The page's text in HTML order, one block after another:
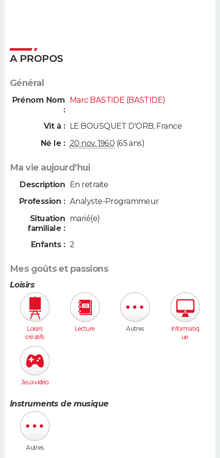
A PROPOS
Général
Prénom Nom
:
Marc BASTIDE (BASTIDE)
Vit à : LE BOUSQUET D'ORB, France
Né le : 20 nov. 1960 (65 ans)
Ma vie aujourd'hui
Description En retraite
Profession : Analyste-Programmeur
Situation
familiale :
marié(e)
Enfants : 2
Mes goûts et passions
Loisirs
Loisirs
créatifs
Lecture Autres
Informatiq
ue
Jeux vidéo
Instruments de musique
Autres